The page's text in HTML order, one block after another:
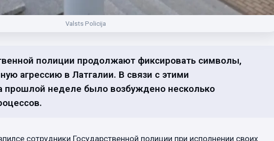
Valsts Policija
полиции продолжают фиксировать символы,
агрессию в Латгалии. В связи с этими
прошлой неделе было возбуждено несколько
сотрудники Государственной полиции при исполнении своих